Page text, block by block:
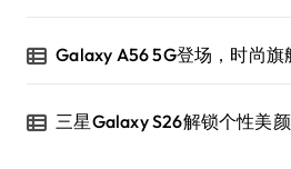
Galaxy A56 5G登场，时尚旗
三星Galaxy S26解锁个性美